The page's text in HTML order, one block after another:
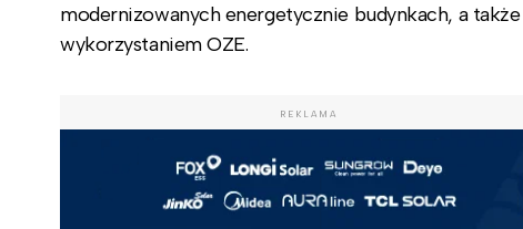
modernizowanych energetycznie budynkach, a
wykorzystaniem OZE.
REKLAMA